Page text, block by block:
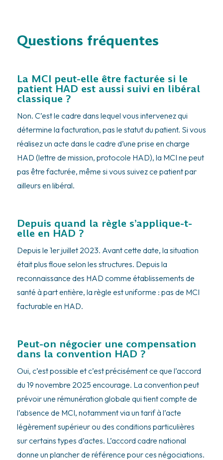
Questions fréquentes
La MCI peut-elle être facturée si le
patient HAD est aussi suivi en libéral
classique ?
Non. C’est le cadre dans lequel vous intervenez qui
détermine la facturation, pas le statut du patient. Si vous
réalisez un acte dans le cadre d’une prise en charge
HAD (lettre de mission, protocole HAD), la MCI ne peut
pas être facturée, même si vous suivez ce patient par
ailleurs en libéral.
Depuis quand la règle s’applique-t-
elle en HAD ?
Depuis le 1er juillet 2023. Avant cette date, la situation
était plus floue selon les structures. Depuis la
reconnaissance des HAD comme établissements de
santé à part entière, la règle est uniforme : pas de MCI
facturable en HAD.
Peut-on négocier une compensation
dans la convention HAD ?
Oui, c’est possible et c’est précisément ce que l’accord
du 19 novembre 2025 encourage. La convention peut
prévoir une rémunération globale qui tient compte de
l’absence de MCI, notamment via un tarif à l’acte
légèrement supérieur ou des conditions particulières
sur certains types d’actes. L’accord cadre national
donne un plancher de référence pour ces négociations.